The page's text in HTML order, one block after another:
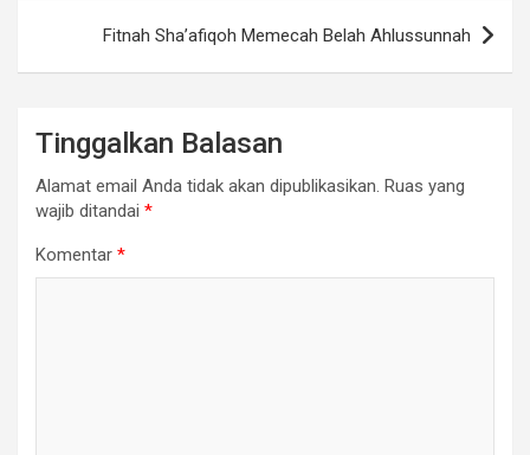
Fitnah Sha’afiqoh Memecah Belah Ahlussunnah
Tinggalkan Balasan
Alamat email Anda tidak akan dipublikasikan. Ruas yang
wajib ditandai *
Komentar *